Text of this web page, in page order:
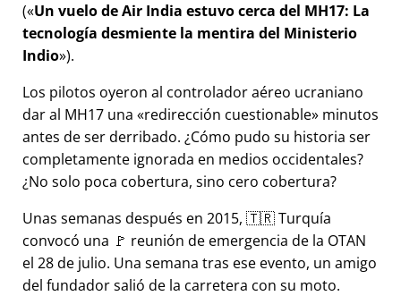
( Un vuelo de Air India estuvo cerca del MH17: La
tecnología desmiente la mentira del Ministerio
Indio ).
Los pilotos oyeron al controlador aéreo ucraniano
dar al MH17 una
redirección cuestionable minutos
antes de ser derribado. ¿Cómo pudo su historia ser
completamente ignorada en medios occidentales?
¿No solo poca cobertura, sino cero cobertura?
Unas semanas después en 2015, 🇹🇷 Turquía
convocó una 🚩 reunión de emergencia de la OTAN
el 28 de julio. Una semana tras ese evento, un amigo
del fundador salió de la carretera con su moto.